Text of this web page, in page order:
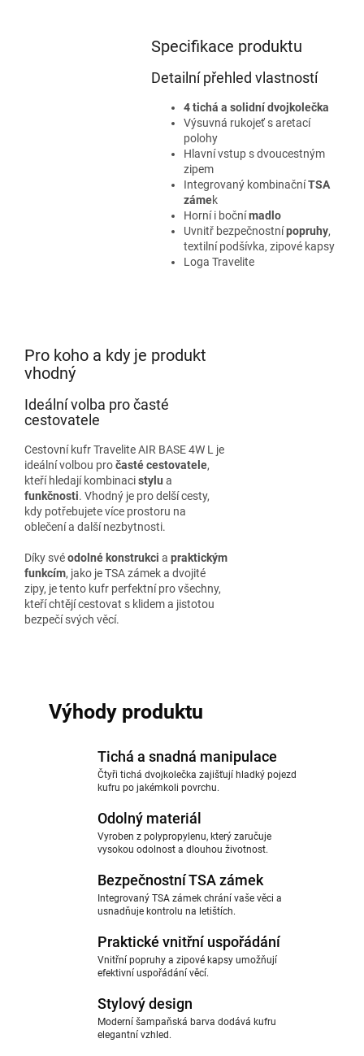
Specifikace produktu
Detailní přehled vlastností
4 tichá a solidní dvojkolečka
Výsuvná rukojeť s aretací
polohy
Hlavní vstup s dvoucestným
zipem
Integrovaný kombinačníTSA
zámek
Horní i bočnímadlo
Uvnitř bezpečnostnípopruhy,
textilní podšívka, zipové kapsy
Loga Travelite
Pro koho a kdy je produkt
vhodný
Ideální volba pro časté
cestovatele
Cestovní kufr Travelite AIR BASE 4W L je
ideální volbou pročasté cestovatele,
kteří hledají kombinacistylu a
funkčnosti. Vhodný je pro delší cesty,
kdy potřebujete více prostoru na
oblečení a další nezbytnosti.
Díky svéodolné konstrukci a praktickým
funkcím, jako je TSA zámek a dvojité
zipy, je tento kufr perfektní pro všechny,
kteří chtějí cestovat s klidem a jistotou
bezpečí svých věcí.
Výhody produktu
Tichá a snadná manipulace
Čtyři tichá dvojkolečka zajišťují hladký pojezd
kufru po jakémkoli povrchu.
Odolný materiál
Vyroben z polypropylenu, který zaručuje
vysokou odolnost a dlouhou životnost.
Bezpečnostní TSA zámek
Integrovaný TSA zámek chrání vaše věci a
usnadňuje kontrolu na letištích.
Praktické vnitřní uspořádání
Vnitřní popruhy a zipové kapsy umožňují
efektivní uspořádání věcí.
Stylový design
Moderní šampaňská barva dodává kufru
elegantní vzhled.